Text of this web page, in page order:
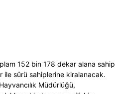
152 bin 178 dekar alana sahip
ile sürü sahiplerine kiralanacak.
Müdürlüğü,